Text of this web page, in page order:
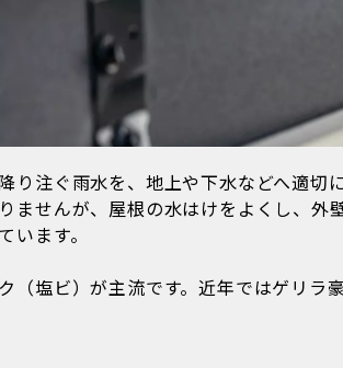
り注ぐ雨水を、地上や下水などへ適切
ませんが、屋根の水はけをよくし、
います。
（塩ビ）が主流です。近年ではゲリ